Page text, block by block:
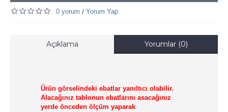
0 yorum / Yorum Yap
Açıklama Yorumlar (0)
Ürün görselindeki ebatlar yanıltıcı olabilir.
Alacağınız tablonun ebatlarını asacağınız
yerde önceden ölçüm yaparak